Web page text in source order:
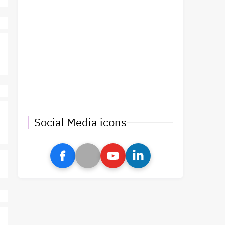
Social Media icons